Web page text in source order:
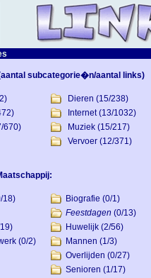
subcategorie�n/aantal links)
Dieren (15/238)
Internet(13/1032)
670) Muziek (15/217)
Vervoer (12/371)
18) Biografie (0/1)
Feestdagen (0/13)
Huwelijk (2/56)
(0/2) Mannen (1/3)
Overlijden (0/27)
Senioren (1/17)